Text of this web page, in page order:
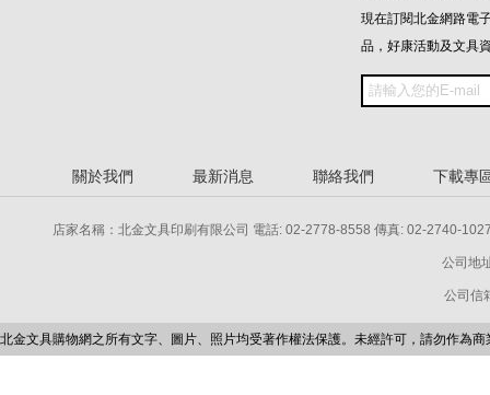
現在訂閱北金網路電
品，好康活動及文具
關於我們 最新消息 聯絡我們 下載專
店家名稱：北金文具印刷有限公司 電話: 02-2778-8558 傳真: 02-2740-
公司地
公司信
北金文具購物網之所有文字、圖片、照片均受著作權法保護。未經許可，請勿作為商